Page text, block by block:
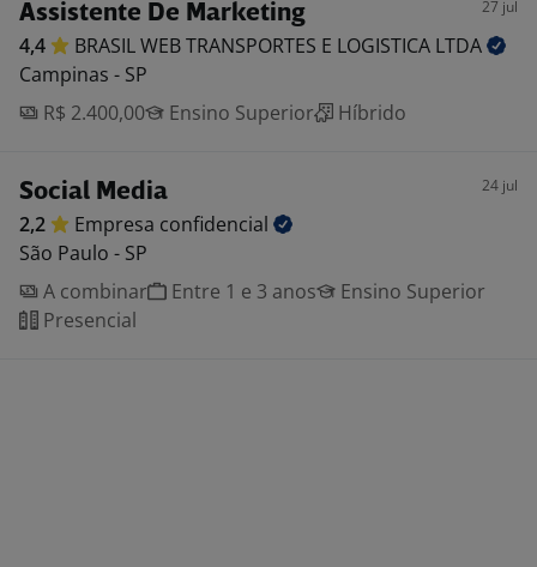
Assistente De Marketing 27 jul
4,4 BRASIL WEB TRANSPORTES E LOGISTICA LTDA
Campinas - SP
R$ 2.400,00
Ensino Superior Híbrido
Social Media 24 jul
2,2 Empresa confidencial
São Paulo - SP
A combinar
Entre 1 e 3 anos
Ensino Superior
Presencial